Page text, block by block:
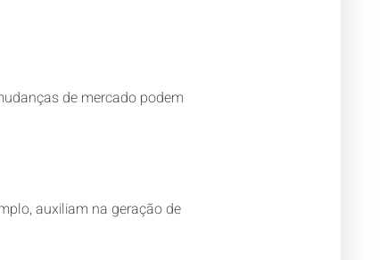
de mercado podem
auxiliam na geração de